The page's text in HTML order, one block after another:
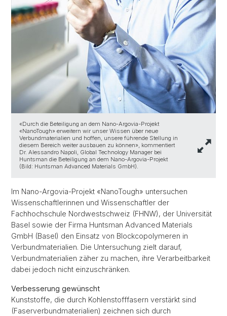
«Durch die Beteiligung an dem Nano-Argovia-Projekt
«NanoTough» erweitern wir unser Wissen über neue
Verbundmaterialien und hoffen, unsere führende Stellung in
diesem Bereich weiter ausbauen zu können», kommentiert
Dr. Alessandro Napoli, Global Technology Manager bei
Huntsman die Beteiligung an dem Nano-Argovia-Projekt
(Bild: Huntsman Advanced Materials GmbH).
Im Nano-Argovia-Projekt «NanoTough» untersuchen
Wissenschaftlerinnen und Wissenschaftler der
Fachhochschule Nordwestschweiz (FHNW), der Universität
Basel sowie der Firma Huntsman Advanced Materials
GmbH (Basel) den Einsatz von Blockcopolymeren in
Verbundmaterialien. Die Untersuchung zielt darauf,
Verbundmaterialien zäher zu machen, ihre Verarbeitbarkeit
dabei jedoch nicht einzuschränken.
Verbesserung gewünscht
Kunststoffe, die durch Kohlenstofffasern verstärkt sind
(Faserverbundmaterialien) zeichnen sich durch